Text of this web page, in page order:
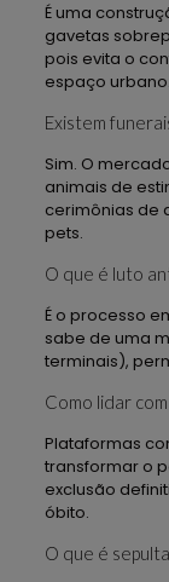
É uma
gavetas
pois evita o
espaço urbano.
Existem
Sim. O
animais de
cerimônias de
pets.
O que é luto
É o processo
sabe de uma
terminais),
Como lidar
Plataformas
transformar o
exclusão
óbito.
O que é